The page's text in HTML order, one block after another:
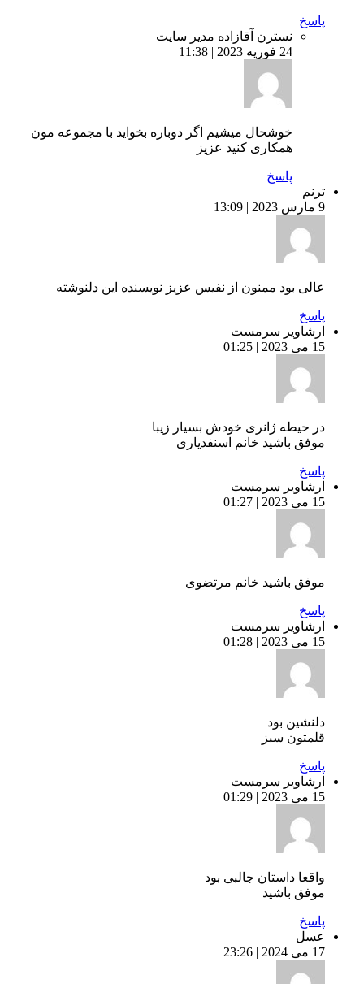
پاسخ
نسترن آقازادهمدیر سایت
خوشحال میشیم اگر دوباره بخواید با مجموعه مون
همکاری کنید عزیز
پاسخ
ترنم
عالی بود ممنون از نفیس عزیز نویسنده این دلنوشته
پاسخ
ارشاویر سرمست
در حیطه ژانری خودش بسیار زیبا
موفق باشید خانم اسنفدیاری
پاسخ
ارشاویر سرمست
موفق باشید خانم مرتضوی
پاسخ
ارشاویر سرمست
دلنشین بود
قلمتون سبز
پاسخ
ارشاویر سرمست
واقعا داستان جالبی بود
موفق باشید
پاسخ
عسل